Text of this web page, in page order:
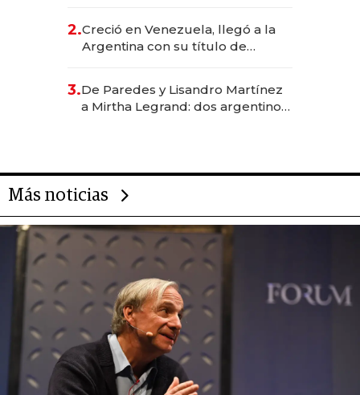
2.Creció en Venezuela, llegó a la
Argentina con su título de
las marcas "fast premium"
3.De Paredes y Lisandro Martínez
a Mirtha Legrand: dos argentinos
Más noticias